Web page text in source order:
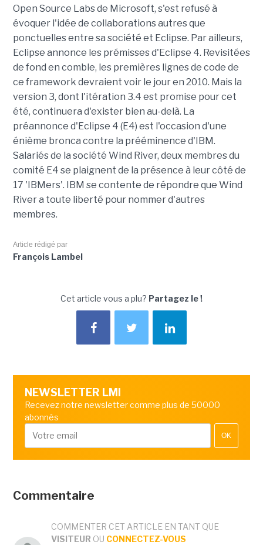
Open Source Labs de Microsoft, s'est refusé à
évoquer l'idée de collaborations autres que
ponctuelles entre sa société et Eclipse. Par ailleurs,
Eclipse annonce les prémisses d'Eclipse 4. Revisitées
de fond en comble, les premières lignes de code de
ce framework devraient voir le jour en 2010. Mais la
version 3, dont l'itération 3.4 est promise pour cet
été, continuera d'exister bien au-delà. La
préannonce d'Eclipse 4 (E4) est l'occasion d'une
énième bronca contre la prééminence d'IBM.
Salariés de la société Wind River, deux membres du
comité E4 se plaignent de la présence à leur côté de
17 'IBMers'. IBM se contente de répondre que Wind
River a toute liberté pour nommer d'autres
membres.
Article rédigé par
François Lambel
Cet article vous a plu? Partagez le !
NEWSLETTER LMI
Recevez notre newsletter comme plus de 50000
abonnés
OK
Commentaire
COMMENTER CET ARTICLE EN TANT QUE
VISITEUR OU CONNECTEZ-VOUS